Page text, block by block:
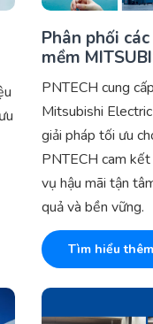
Phân phối
mềm
PNTECH cung
Mitsubishi
giải pháp tối ưu
PNTECH cam
vụ hậu mãi tận
quả và bền vững.
Tìm hiểu thêm